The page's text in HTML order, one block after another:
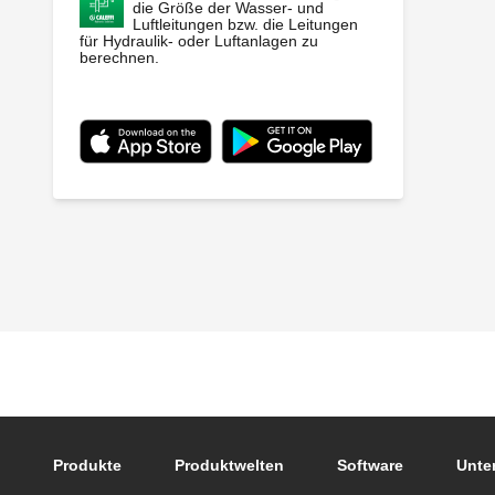
die Größe der Wasser- und
Luftleitungen bzw. die Leitungen
für Hydraulik- oder Luftanlagen zu
berechnen.
Footer main navigation
Produkte Produktwelten Software